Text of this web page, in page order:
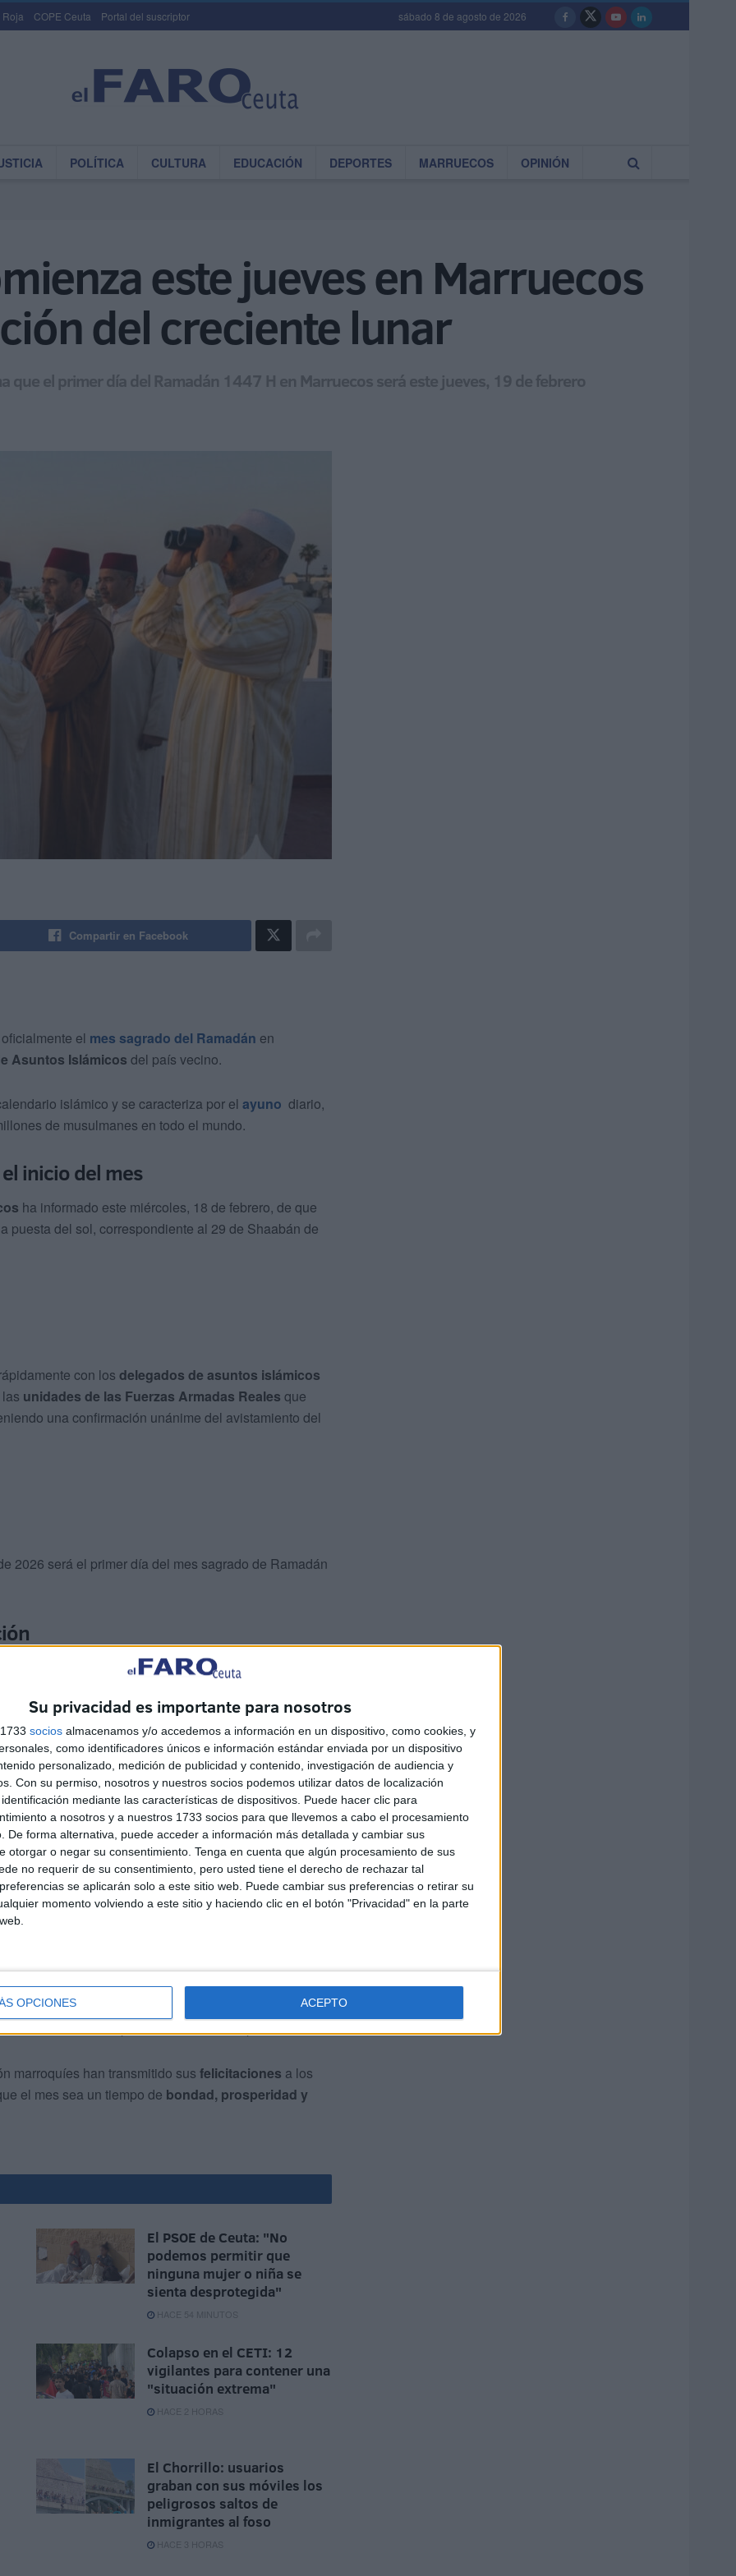
Su privacidad es importante para nosotros
socios almacenamos y/o accedemos a información en un dispositivo, como cookies, y
como identificadores únicos e información estándar enviada por un dispositivo
personalizado, medición de publicidad y contenido, investigación de audiencia y
Con su permiso, nosotros y nuestros socios podemos utilizar datos de localización
mediante las características de dispositivos. Puede hacer clic para
a nosotros y a nuestros 1733 socios para que llevemos a cabo el procesamiento
De forma alternativa, puede acceder a información más detallada y cambiar sus
otorgar o negar su consentimiento. Tenga en cuenta que algún procesamiento de sus
no requerir de su consentimiento, pero usted tiene el derecho de rechazar tal
se aplicarán solo a este sitio web. Puede cambiar sus preferencias o retirar su
momento volviendo a este sitio y haciendo clic en el botón "Privacidad" en la parte
OPCIONES ACEPTO
Roja COPE Ceuta Portal del suscriptor sábado 8 de agosto de 2026
POLÍTICA CULTURA EDUCACIÓN DEPORTES MARRUECOS OPINIÓN
este jueves en Marruecos
del creciente lunar
que el primer día del Ramadán 1447 H en Marruecos será este jueves, 19 de febrero
Compartir en Facebook
el mes sagrado del Ramadán en
Asuntos Islámicos del país vecino.
islámico y se caracteriza por el ayuno diario,
de musulmanes en todo el mundo.
inicio del mes
ha informado este miércoles, 18 de febrero, de que
puesta del sol, correspondiente al 29 de Shaabán de
con los delegados de asuntos islámicos
unidades de las Fuerzas Armadas Reales que
una confirmación unánime del avistamiento del
2026 será el primer día del mes sagrado de Ramadán
que los musulmanes de Marruecosy aquellos en el
de
intensifiquen lasoraciones, se practique la caridady
especial por su importancia cultural y religiosa, siendo
viva una profunda conexión espiritual.
marroquíes han transmitido sus felicitaciones a los
el mes sea un tiempo de bondad, prosperidad y
El PSOE de Ceuta: "No
podemos permitir que
ninguna mujer o niña se
sienta desprotegida"
HACE 54 MINUTOS
Colapso en el CETI: 12
vigilantes para contener una
"situación extrema"
HACE 2 HORAS
El Chorrillo: usuarios
graban con sus móviles los
peligrosos saltos de
inmigrantes al foso
HACE 3 HORAS